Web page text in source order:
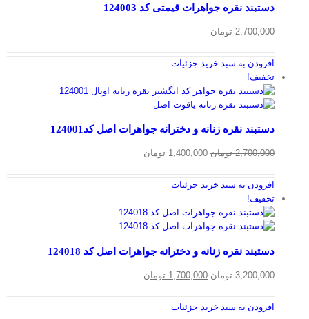
دستبند نقره جواهرات قیمتی کد 124003
2,700,000 تومان
افزودن به سبد خرید جزئیات
تخفیف!
دستبند نقره زنانه و دخترانه جواهرات اصل کد124001
2,700,000 تومان قیمت
1,400,000 تومان
افزودن به سبد خرید جزئیات
تخفیف!
دستبند نقره زنانه و دخترانه جواهرات اصل کد 124018
3,200,000 تومان قیمت
1,700,000 تومان
افزودن به سبد خرید جزئیات